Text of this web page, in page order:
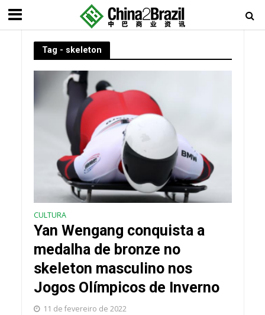
Tag - skeleton
CULTURA
Yan Wengang conquista a
medalha de bronze no
skeleton masculino nos
Jogos Olímpicos de Inverno
11 de fevereiro de 2022